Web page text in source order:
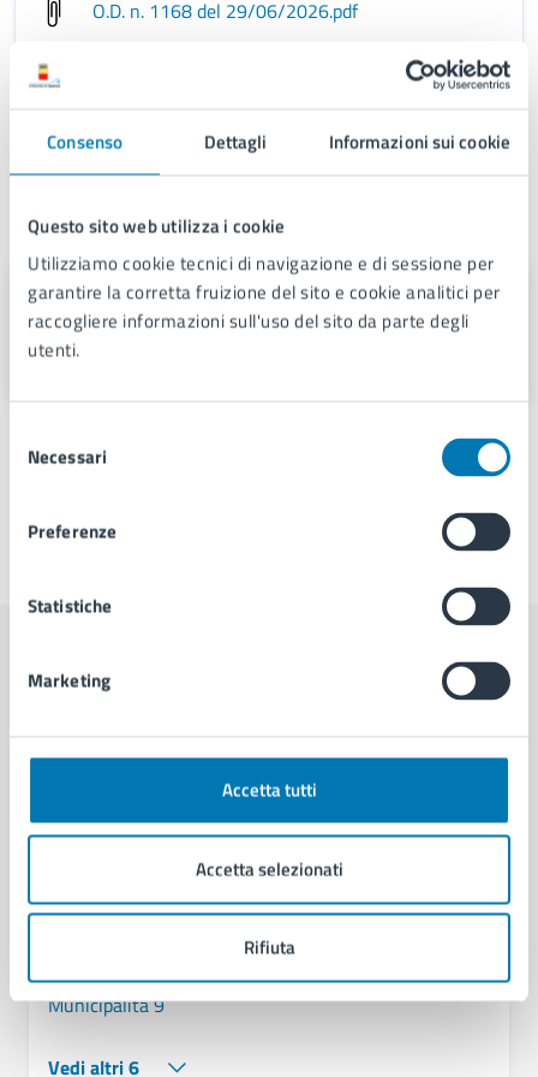
Consenso Dettagli Informazioni sui cookie
Questo sito web utilizza i cookie
Utilizziamo cookie tecnici di navigazione e di sessione per
garantire la corretta fruizione del sito e cookie analitici per
raccogliere informazioni sull'uso del sito da parte degli
utenti.
delNecessari
Preferenze
Statistiche
Marketing
Accetta tutti
Accetta selezionati
Rifiuta
O.D. n. 1168 del 29/06/2026.pdf
A cura di
Municipalità 9
Piazza Giovanni XXIII n. 2, 80126
Amministrazione
Cambi di Residenza - Municipalità 9
U.O. Attività Tecniche - Municipalità 9
Servizio Strade, Pubblica Illuminazione e
Commissione Permanente di Trasparenza di
Municipalità 9
Vedi altri 6